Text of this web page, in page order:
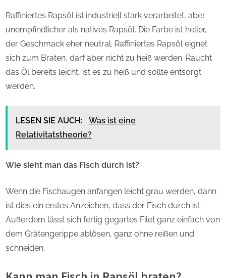
Raffiniertes Rapsöl ist industriell stark verarbeitet, aber
unempfindlicher als natives Rapsöl. Die Farbe ist heller,
der Geschmack eher neutral. Raffiniertes Rapsöl eignet
sich zum Braten, darf aber nicht zu heiß werden. Raucht
das Öl bereits leicht, ist es zu heiß und sollte entsorgt
werden.
LESEN SIE AUCH:
Was ist eine
Relativitatstheorie?
Wie sieht man das Fisch durch ist?
Wenn die Fischaugen anfangen leicht grau werden, dann
ist dies ein erstes Anzeichen, dass der Fisch durch ist.
Außerdem lässt sich fertig gegartes Filet ganz einfach von
dem Grätengerippe ablösen, ganz ohne reißen und
schneiden.